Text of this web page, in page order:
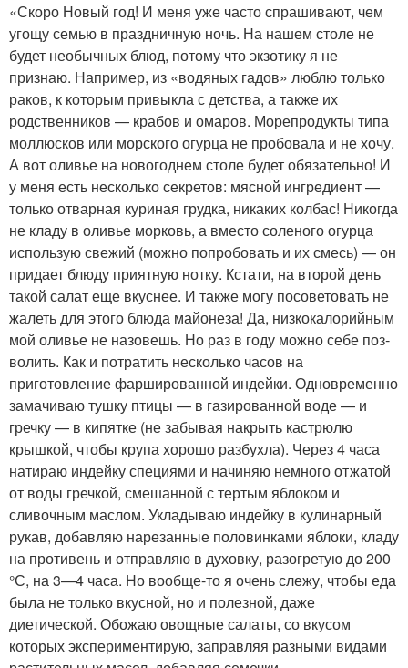
«Скоро Новый год! И меня уже часто спрашивают, чем
угощу семью в празднич­ную ночь. На нашем столе не
будет необычных блюд, потому что экзотику я не
признаю. Например, из «водяных гадов» люблю только
раков, к которым привыкла с детства, а также их
родственников — крабов и омаров. Морепродукты типа
моллюсков или морского огурца не пробовала и не хочу.
А вот оливье на новогоднем столе будет обязательно! И
у меня есть несколько секретов: мясной ингредиент —
только отварная куриная грудка, никаких колбас! Никогда
не кладу в оливье морковь, а вместо соленого огурца
использую свежий (можно попробовать и их смесь) — он
придает блюду приятную нотку. Кстати, на второй день
такой салат еще вкуснее. И также могу посоветовать не
жалеть для этого блюда майо­неза! Да, низкокалорийным
мой оливье не назовешь. Но раз в году можно себе поз­
волить. Как и потратить несколько часов на
приготовление фаршированной индейки. Одновременно
замачиваю тушку птицы — в газированной воде — и
гречку — в кипятке (не забывая накрыть кастрюлю
крышкой, чтобы крупа хорошо разбухла). Через 4 часа
натираю индейку специями и начиняю немного отжатой
от воды гречкой, смешанной с тертым яблоком и
сливочным маслом. Укладываю индейку в кулинарный
рукав, добавляю нарезанные половинками яблоки, кладу
на противень и отправляю в духовку, разогретую до 200
°С, на 3—4 часа. Но вообще-то я очень слежу, чтобы еда
была не только вкусной, но и полезной, даже
диетической. Обожаю овощные салаты, со вкусом
которых экспериментирую, заправляя разными видами